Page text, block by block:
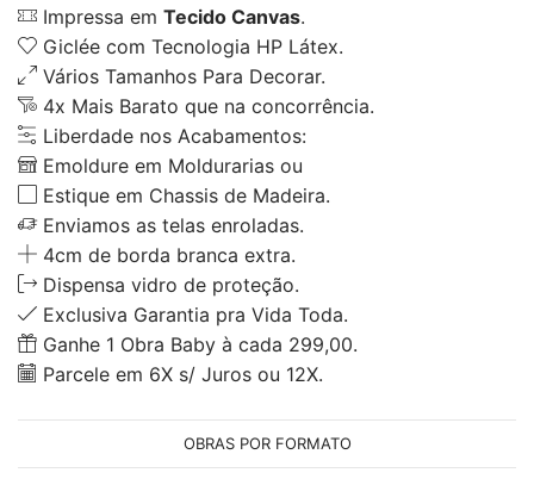
Impressa em Tecido Canvas.
Giclée com Tecnologia HP Látex.
Vários Tamanhos Para Decorar.
4x Mais Barato que na concorrência.
Liberdade nos Acabamentos:
Emoldure em Moldurarias ou
Estique em Chassis de Madeira.
Enviamos as telas enroladas.
4cm de borda branca extra.
Dispensa vidro de proteção.
Exclusiva Garantia pra Vida Toda.
Ganhe 1 Obra Baby à cada 299,00.
Parcele em 6X s/ Juros ou 12X.
OBRAS POR FORMATO